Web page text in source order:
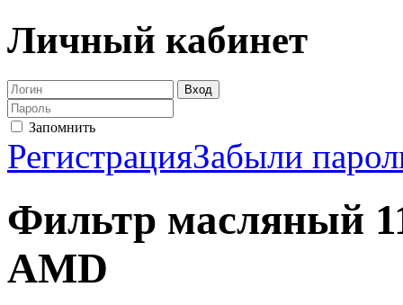
Личный кабинет
Запомнить
РегистрацияЗабыли
Фильтр масляный
AMD